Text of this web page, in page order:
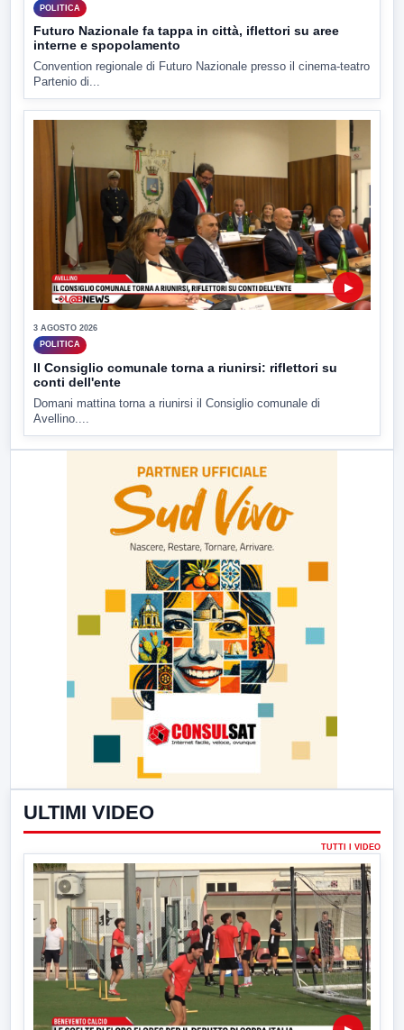
POLITICA
Futuro Nazionale fa tappa in città, iflettori su aree
interne e spopolamento
Convention regionale di Futuro Nazionale presso il cinema-teatro
Partenio di...
▶
3 AGOSTO 2026
POLITICA
Il Consiglio comunale torna a riunirsi: riflettori su
conti dell'ente
Domani mattina torna a riunirsi il Consiglio comunale di
Avellino....
ULTIMI VIDEO
TUTTI I VIDEO